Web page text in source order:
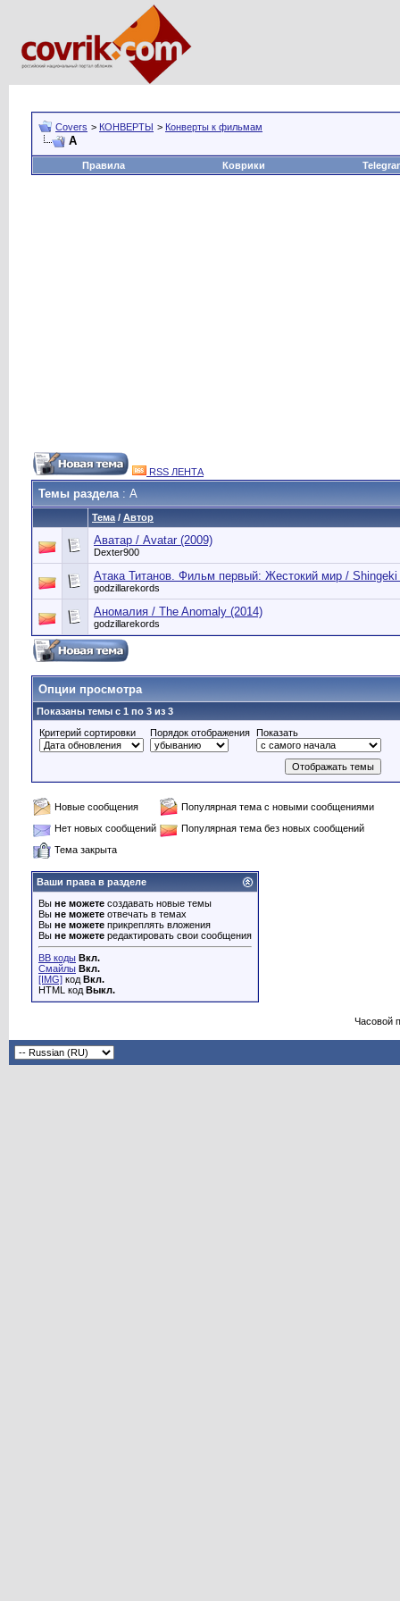
Covers > КОНВЕРТЫ > Конверты к фильмам
А
Правила Коврики
RSS ЛЕНТА
Темы раздела: А
Тема / Автор
Аватар / Avatar (2009)
Dexter900
Атака Титанов. Фильм первый: Жестокий мир /
godzillarekords
Аномалия / The Anomaly (2014)
godzillarekords
Опции просмотра
Показаны темы с 1 по 3 из 3
Критерий сортировки
Порядок отображения Показать
Новые сообщения
Популярная тема с новыми сообщениями
Нет новых сообщений
Популярная тема без новых сообщений
Тема закрыта
Ваши права в разделе
Вы не можете создавать новые темы
Вы не можете отвечать в темах
Вы не можете прикреплять вложения
Вы не можете редактировать свои сообщения
BB коды Вкл.
Смайлы Вкл.
[IMG] код Вкл.
HTML код Выкл.
Часовой